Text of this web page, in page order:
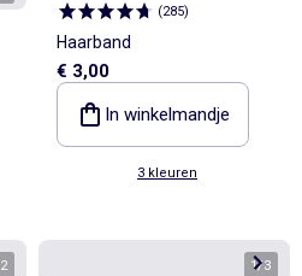
(285)
Haarband
€ 3,00
In winkelmandje
3 kleuren
2 1/3